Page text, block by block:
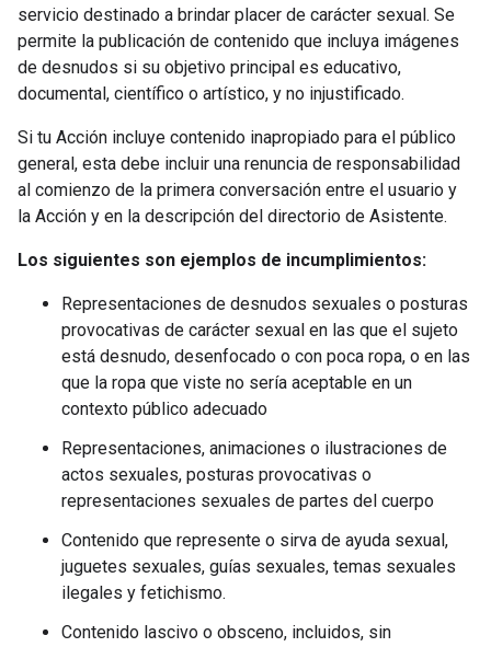
servicio destinado a brindar placer de carácter sexual. Se
permite la publicación de contenido que incluya imágenes
de desnudos si su objetivo principal es educativo,
documental, científico o artístico, y no injustificado.
Si tu Acción incluye contenido inapropiado para el público
general, esta debe incluir una renuncia de responsabilidad
al comienzo de la primera conversación entre el usuario y
la Acción y en la descripción del directorio de Asistente.
Los siguientes son ejemplos de incumplimientos:
Representaciones de desnudos sexuales o posturas
provocativas de carácter sexual en las que el sujeto
está desnudo, desenfocado o con poca ropa, o en las
que la ropa que viste no sería aceptable en un
contexto público adecuado
Representaciones, animaciones o ilustraciones de
actos sexuales, posturas provocativas o
representaciones sexuales de partes del cuerpo
Contenido que represente o sirva de ayuda sexual,
juguetes sexuales, guías sexuales, temas sexuales
ilegales y fetichismo.
Contenido lascivo o obsceno, incluidos, sin